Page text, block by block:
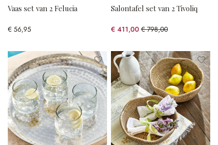
Vaas set van 2 Felucia
€ 56,95
Salontafel set van 2 Tivoliq
€ 411,00 € 798,00
(48.5% gespart)